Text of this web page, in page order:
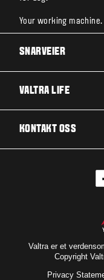
Your working machine.
SNARVEIER
N-SERIE
TEKNOLOGI
VALTRA LIFE
VALTRA SHOP
ABONNÉR PÅ
KONTAKT OSS
BESTILL
Valtra er et
Copyright
Privacy